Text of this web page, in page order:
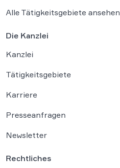
Alle Tätigkeitsgebiete ansehen
Die Kanzlei
Kanzlei
Tätigkeitsgebiete
Karriere
Presseanfragen
Newsletter
Rechtliches